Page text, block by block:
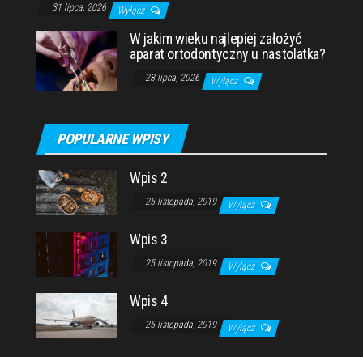
31 lipca, 2026 Wyłącz
W jakim wieku najlepiej założyć
aparat ortodontyczny u nastolatka?
28 lipca, 2026 Wyłącz
POPULARNE WPISY
Wpis 2
25 listopada, 2019 Wyłącz
Wpis 3
25 listopada, 2019 Wyłącz
Wpis 4
25 listopada, 2019 Wyłącz